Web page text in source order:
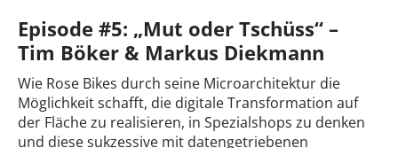
Episode #5: „Mut oder Tschüss“ –
Tim Böker & Markus Diekmann
Wie Rose Bikes durch seine Microarchitektur die
Möglichkeit schafft, die digitale Transformation auf
der Fläche zu realisieren, in Spezialshops zu denken
und diese sukzessive mit datengetriebenen